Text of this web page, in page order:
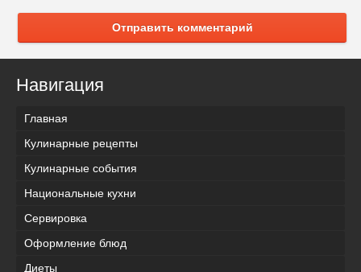
Отправить комментарий
Навигация
Главная
Кулинарные рецепты
Кулинарные события
Национальные кухни
Сервировка
Оформление блюд
Диеты